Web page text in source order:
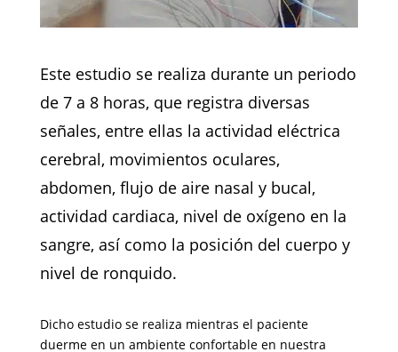
Este estudio se realiza durante un periodo
de 7 a 8 horas, que registra diversas
señales, entre ellas la actividad eléctrica
cerebral, movimientos oculares,
abdomen, flujo de aire nasal y bucal,
actividad cardiaca, nivel de oxígeno en la
sangre, así como la posición del cuerpo y
nivel de ronquido.
Dicho estudio se realiza mientras el paciente
duerme en un ambiente confortable en nuestra